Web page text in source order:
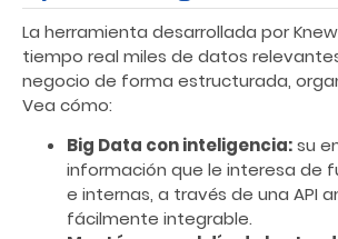
La herramienta desarrollada por
tiempo real miles de datos
negocio de forma estructurada,
Vea cómo:
Big Data con inteligencia:su
información que le interesa de
e internas, a través de una API
fácilmente integrable.